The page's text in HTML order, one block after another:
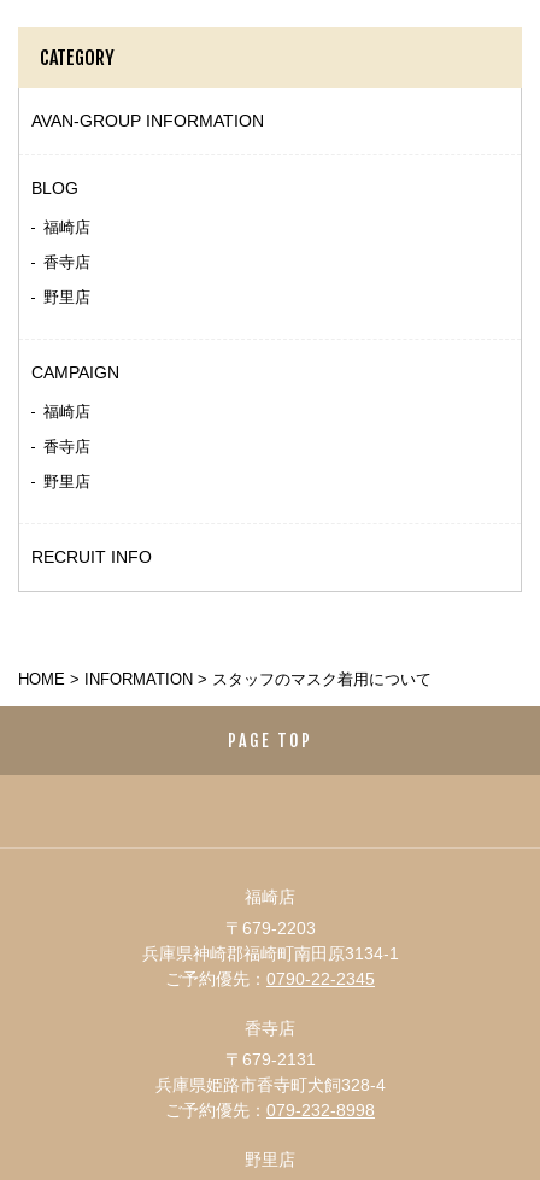
CATEGORY
AVAN-GROUP INFORMATION
BLOG
福崎店
香寺店
野里店
CAMPAIGN
福崎店
香寺店
野里店
RECRUIT INFO
HOME > INFORMATION > スタッフのマスク着用について
PAGE TOP
福崎店
〒679-2203
兵庫県神崎郡福崎町南田原3134-1
ご予約優先： 0790-22-2345
香寺店
〒679-2131
兵庫県姫路市香寺町犬飼328-4
ご予約優先： 079-232-8998
野里店